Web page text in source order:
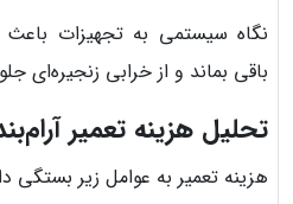
نگاه سیستمی به تجهیزات باعث
باقی بماند و از خرابی زنجیره‌ای
تحلیل هزینه تعمیر
هزینه تعمیر به عوامل زیر بستگی